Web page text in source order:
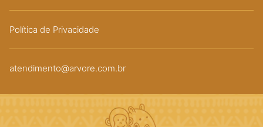
Política de Privacidade
atendimento@arvore.com.br